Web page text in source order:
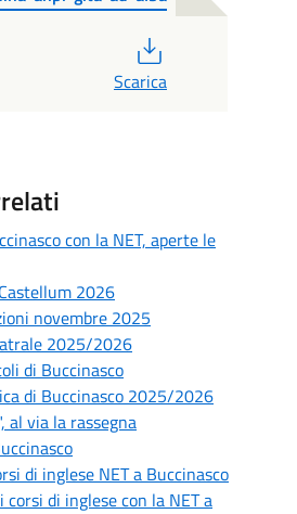
Scarica
con la NET, aperte le
2026
novembre 2025
2025/2026
di Buccinasco
di Buccinasco 2025/2026
al via la rassegna
di inglese NET a Buccinasco
di inglese con la NET a